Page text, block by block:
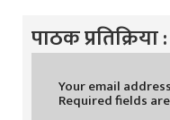
पाठक प्रतिक्रिया :
Your email
Required fields